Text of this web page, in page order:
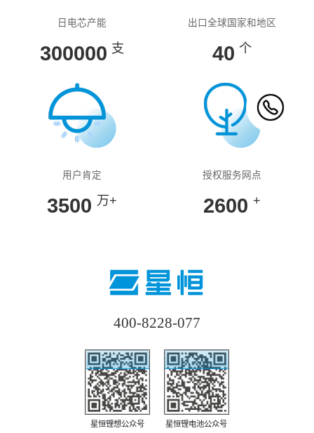
日电芯产能
300000 支
出口全球国家和地区
40 个
用户肯定
3500 万+
授权服务网点
2600 +
400-8228-077
星恒锂想公众号 星恒锂电池公众号